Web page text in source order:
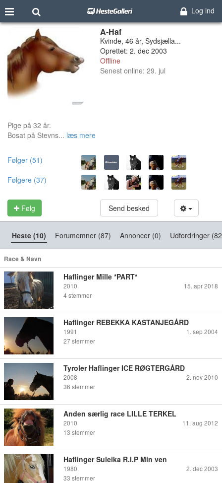
Log ind
A-Haf
Kvinde, 46 år, Sydsjælla...
Oprettet: 2. dec 2003
Offline
Senest online: 29. jul
Pige på 32 år.
Bosat på Stevns... læs mere
Følger (51)
Følgere (37)
Følg Send besked
Heste (10) Forumemner (87) Annoncer (0) Udfordringer
Race & Navn
Haflinger Mille *PART*
2010
15. apr 2018
4 stemmer
Haflinger REBEKKA KASTANJEGÅRD
1991
1. sep 2004
27 stemmer
Tyroler Haflinger ICE RØGTERGÅRD
2008
2. nov 2010
36 stemmer
Anden særlig race LILLE TERKEL
2010
11. aug 2012
13 stemmer
Haflinger Suleika R.I.P Min ven
1980
2. dec 2003
33 stemmer